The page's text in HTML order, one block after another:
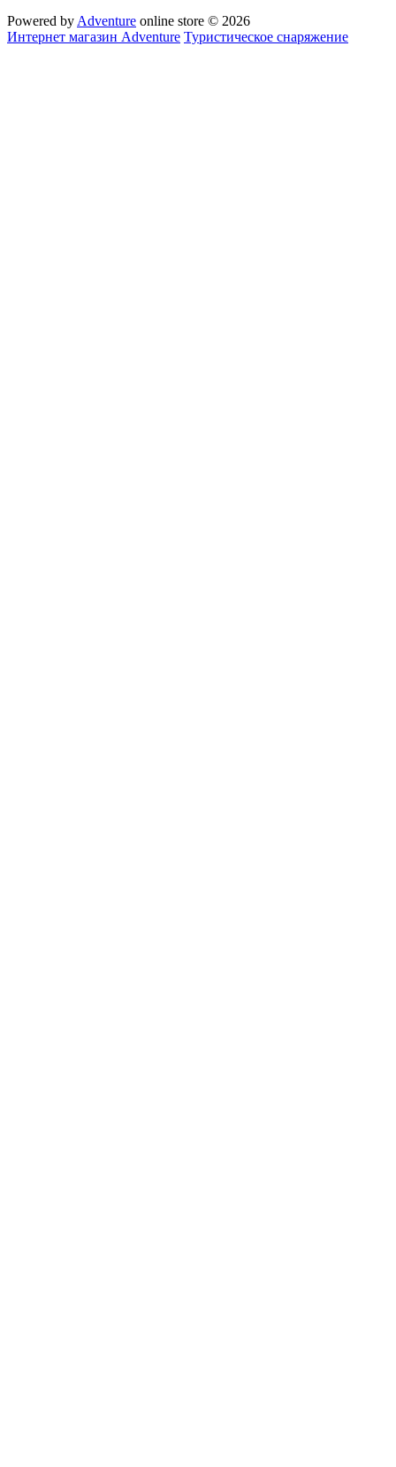
Powered by Adventure online store © 2026
Интернет магазин Adventure Туристическое снаряжение